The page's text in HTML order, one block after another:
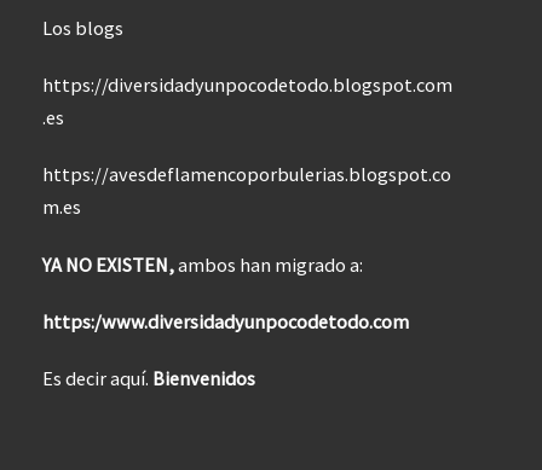
Los blogs
https://diversidadyunpocodetodo.blogspot.com
.es
https://avesdeflamencoporbulerias.blogspot.co
m.es
YA NO EXISTEN,ambos han migrado a:
https:/www.diversidadyunpocodetodo.com
Es decir aquí. Bienvenidos